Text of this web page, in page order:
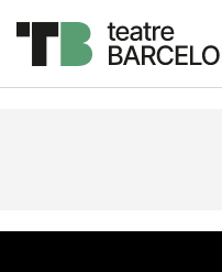
Descripció